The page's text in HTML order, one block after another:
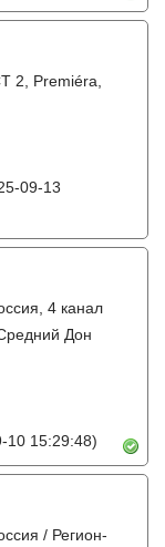
2, Premiéra,
09-13
4 канал
Дон
10 15:29:48)
/ Регион-